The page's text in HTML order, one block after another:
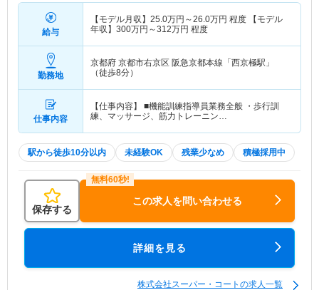
給与
【モデル月収】 25.0万円～26.0万円 程度 【モデル
年収】 300万円～312万円 程度
勤務地
京都府 京都市右京区 阪急京都本線「西京極駅」
（徒歩8分）
仕事内容
【仕事内容】 ■機能訓練指導員業務全般 ・歩行訓
練、マッサージ、筋力トレーニン…
駅から徒歩10分以内 未経験OK 残業少なめ 積極採用中
保存する
この求人を問い合わせる
詳細を見る
株式会社スーパー・コートの求人一覧